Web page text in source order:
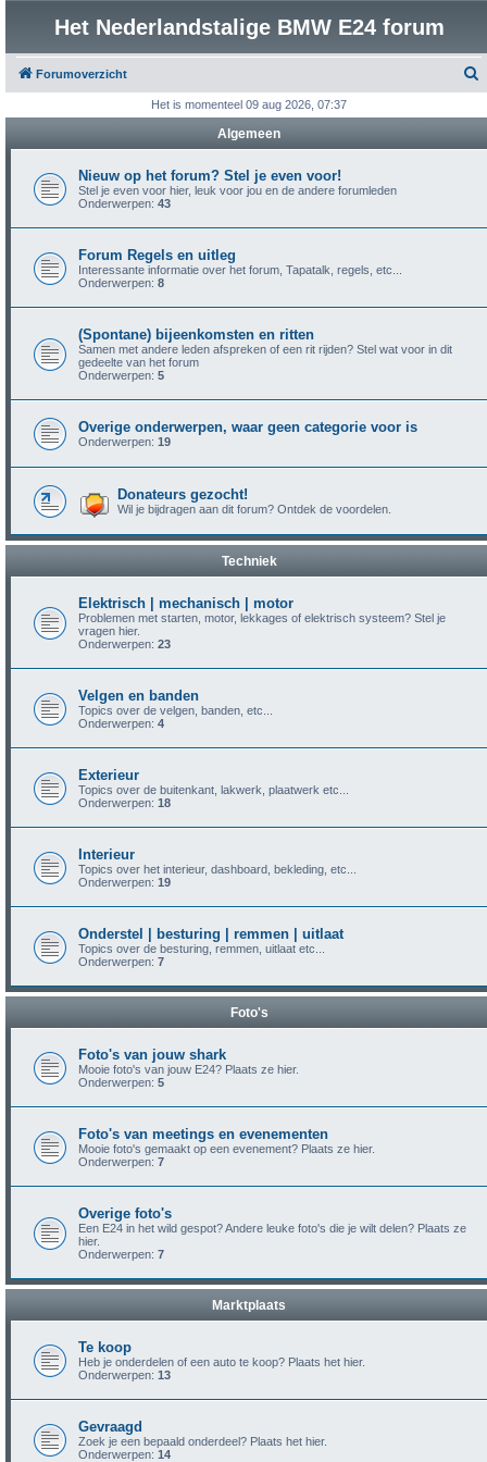
Het Nederlandstalige BMW E24 forum
Forumoverzicht
k
Het is momenteel 09 aug 2026, 07:37
Algemeen
Nieuw op het forum? Stel je even voor!
Stel je even voor hier, leuk voor jou en de andere forumleden
Onderwerpen: 43
Forum Regels en uitleg
Interessante informatie over het forum, Tapatalk, regels, etc...
Onderwerpen: 8
(Spontane) bijeenkomsten en ritten
Samen met andere leden afspreken of een rit rijden? Stel wat voor in dit
gedeelte van het forum
Onderwerpen: 5
Overige onderwerpen, waar geen categorie voor is
Onderwerpen: 19
Donateurs gezocht!
Wil je bijdragen aan dit forum? Ontdek de voordelen.
Techniek
Elektrisch | mechanisch | motor
Problemen met starten, motor, lekkages of elektrisch systeem? Stel je
vragen hier.
Onderwerpen: 23
Velgen en banden
Topics over de velgen, banden, etc...
Onderwerpen: 4
Exterieur
Topics over de buitenkant, lakwerk, plaatwerk etc...
Onderwerpen: 18
Interieur
Topics over het interieur, dashboard, bekleding, etc...
Onderwerpen: 19
Onderstel | besturing | remmen | uitlaat
Topics over de besturing, remmen, uitlaat etc...
Onderwerpen: 7
Foto's
Foto's van jouw shark
Mooie foto's van jouw E24? Plaats ze hier.
Onderwerpen: 5
Foto's van meetings en evenementen
Mooie foto's gemaakt op een evenement? Plaats ze hier.
Onderwerpen: 7
Overige foto's
Een E24 in het wild gespot? Andere leuke foto's die je wilt delen? Plaats ze
hier.
Onderwerpen: 7
Marktplaats
Te koop
Heb je onderdelen of een auto te koop? Plaats het hier.
Onderwerpen: 13
Gevraagd
Zoek je een bepaald onderdeel? Plaats het hier.
Onderwerpen: 14